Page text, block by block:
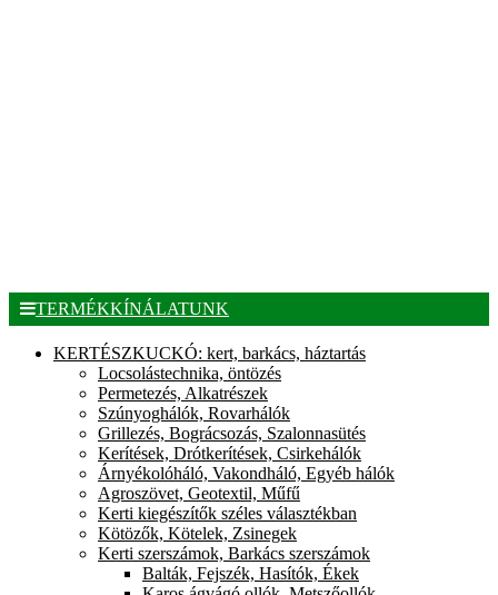
TERMÉKKÍNÁLATUNK
KERTÉSZKUCKÓ: kert, barkács, háztartás
Locsolástechnika, öntözés
Permetezés, Alkatrészek
Szúnyoghálók, Rovarhálók
Grillezés, Bográcsozás, Szalonnasütés
Kerítések, Drótkerítések, Csirkehálók
Árnyékolóháló, Vakondháló, Egyéb hálók
Agroszövet, Geotextil, Műfű
Kerti kiegészítők széles választékban
Kötözők, Kötelek, Zsinegek
Kerti szerszámok, Barkács szerszámok
Balták, Fejszék, Hasítók, Ékek